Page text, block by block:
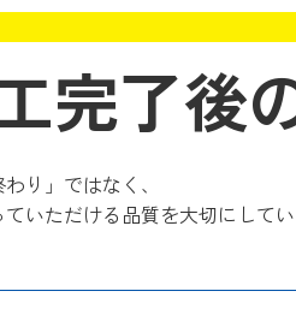
完了後
り」ではなく、
いただける品質を大切にしてい